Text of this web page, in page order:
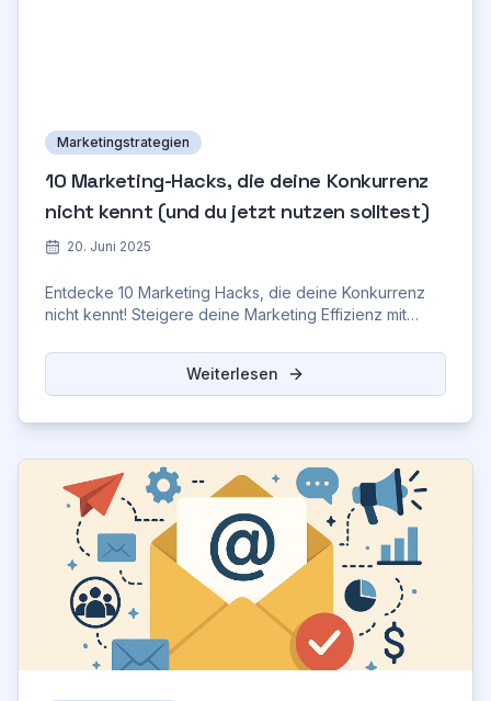
Marketingstrategien
10 Marketing-Hacks, die deine Konkurrenz
nicht kennt (und du jetzt nutzen solltest)
20. Juni 2025
Entdecke 10 Marketing Hacks, die deine Konkurrenz
nicht kennt! Steigere deine Marketing Effizienz mit
Wachstumsstrategien.
Weiterlesen